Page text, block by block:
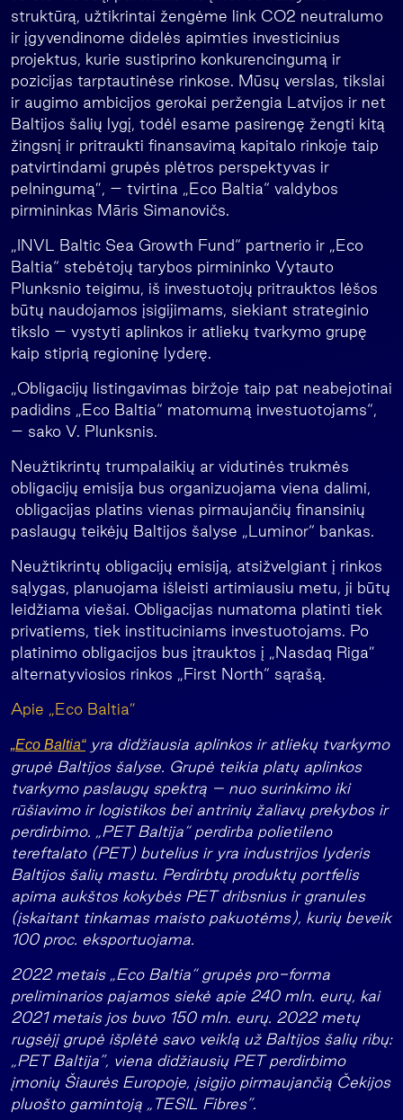
struktūrą, užtikrintai žengėme link CO2 neutralumo
ir įgyvendinome didelės apimties investicinius
projektus, kurie sustiprino konkurencingumą ir
pozicijas tarptautinėse rinkose. Mūsų verslas, tikslai
ir augimo ambicijos gerokai peržengia Latvijos ir net
Baltijos šalių lygį, todėl esame pasirengę žengti kitą
žingsnį ir pritraukti finansavimą kapitalo rinkoje taip
patvirtindami grupės plėtros perspektyvas ir
pelningumą”, – tvirtina „Eco Baltia“ valdybos
pirmininkas Māris Simanovičs.
„INVL Baltic Sea Growth Fund“ partnerio ir „Eco
Baltia“ stebėtojų tarybos pirmininko Vytauto
Plunksnio teigimu, iš investuotojų pritrauktos lėšos
būtų naudojamos įsigijimams, siekiant strateginio
tikslo – vystyti aplinkos ir atliekų tvarkymo grupę
kaip stiprią regioninę lyderę.
„Obligacijų listingavimas biržoje taip pat neabejotinai
padidins „Eco Baltia“ matomumą investuotojams“,
– sako V. Plunksnis.
Neužtikrintų trumpalaikių ar vidutinės trukmės
obligacijų emisija bus organizuojama viena dalimi,
obligacijas platins vienas pirmaujančių finansinių
paslaugų teikėjų Baltijos šalyse „Luminor“ bankas.
Neužtikrintų obligacijų emisiją, atsižvelgiant į rinkos
sąlygas, planuojama išleisti artimiausiu metu, ji būtų
leidžiama viešai. Obligacijas numatoma platinti tiek
privatiems, tiek instituciniams investuotojams. Po
platinimo obligacijos bus įtrauktos į „Nasdaq Riga”
alternatyviosios rinkos „First North“ sąrašą.
Apie „Eco Baltia”
„Eco Baltia“yra didžiausia aplinkos ir atliekų tvarkymo
grupė Baltijos šalyse. Grupė teikia platų aplinkos
tvarkymo paslaugų spektrą – nuo surinkimo iki
rūšiavimo ir logistikos bei antrinių žaliavų prekybos ir
perdirbimo. „PET Baltija“ perdirba polietileno
tereftalato (PET) butelius ir yra industrijos lyderis
Baltijos šalių mastu. Perdirbtų produktų portfelis
apima aukštos kokybės PET dribsnius ir granules
(įskaitant tinkamas maisto pakuotėms), kurių beveik
100 proc. eksportuojama.
2022 metais „Eco Baltia“ grupės pro-forma
preliminarios pajamos siekė apie 240 mln. eurų, kai
2021 metais jos buvo 150 mln. eurų. 2022 metų
rugsėjį grupė išplėtė savo veiklą už Baltijos šalių ribų:
„PET Baltija”, viena didžiausių PET perdirbimo
įmonių Šiaurės Europoje, įsigijo pirmaujančią Čekijos
pluošto gamintoją „TESIL Fibres”.